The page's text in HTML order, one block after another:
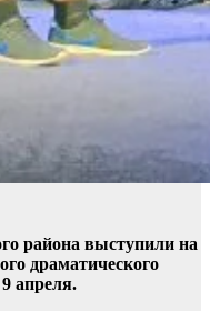
района выступили на
драматического
апреля.